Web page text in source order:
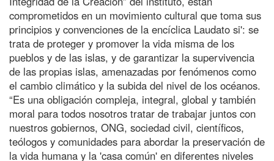
comprometidos en un movimiento cultural que toma sus
principios y convenciones de la encíclica Laudato si': se
trata de proteger y promover la vida misma de los
pueblos y de las islas, y de garantizar la supervivencia
de las propias islas, amenazadas por fenómenos como
el cambio climático y la subida del nivel de los océanos.
“Es una obligación compleja, integral, global y también
moral para todos nosotros tratar de trabajar juntos con
nuestros gobiernos, ONG, sociedad civil, científicos,
teólogos y comunidades para abordar la preservación de
la vida humana y la 'casa común' en diferentes niveles